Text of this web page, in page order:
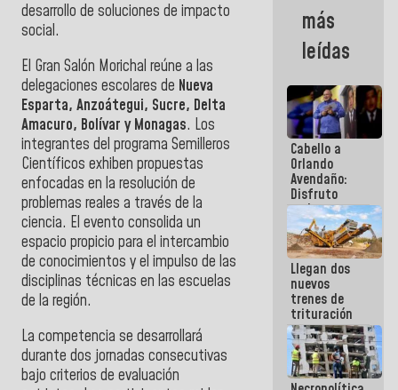
desarrollo de soluciones de impacto
social.
El Gran Salón Morichal reúne a las
delegaciones escolares de Nueva
Esparta, Anzoátegui, Sucre, Delta
Amacuro, Bolívar y Monagas. Los
integrantes del programa Semilleros
Científicos exhiben propuestas
enfocadas en la resolución de
problemas reales a través de la
ciencia. El evento consolida un
espacio propicio para el intercambio
de conocimientos y el impulso de las
disciplinas técnicas en las escuelas
de la región.
La competencia se desarrollará
durante dos jornadas consecutivas
bajo criterios de evaluación
afectados
por
terremotos
más
leídas
Cabello a
Orlando
Avendaño:
Disfruto
cada vez
que escribes
porque lo
que haces
es
embarrarla
Llegan dos
nuevos
trenes de
trituración
para
optimizar
manejo de
escombros